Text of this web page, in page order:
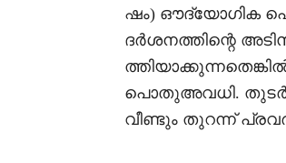
ഷം) ഔദ്യോഗിക
ദർശനത്തിന്റെ
പൊതുഅവധി.
വീണ്ടും തുറന്ന്